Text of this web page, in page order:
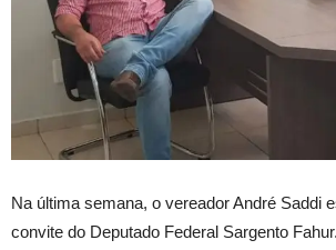
Na última semana, o vereador André Saddi
convite do Deputado Federal Sargento